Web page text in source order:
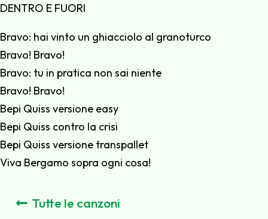
DENTRO E FUORI
Bravo: hai vinto un ghiacciolo al granoturco
Bravo! Bravo!
Bravo: tu in pratica non sai niente
Bravo! Bravo!
Bepi Quiss versione easy
Bepi Quiss contro la crisi
Bepi Quiss versione transpallet
Viva Bergamo sopra ogni cosa!
Tutte le canzoni